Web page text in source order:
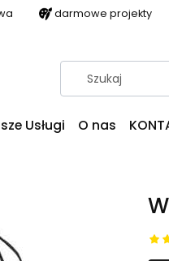
darmowe projekty
Usługi O nas